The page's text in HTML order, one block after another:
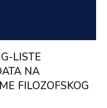
LISTE
NA
FILOZOFSKOG